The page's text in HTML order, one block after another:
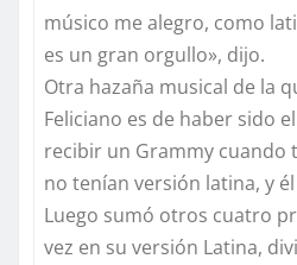
músico me alegro, como
es un gran orgullo», dijo.
Otra hazaña musical de la
Feliciano es de haber sido
recibir un Grammy cuando
no tenían versión latina, y
Luego sumó otros cuatro
vez en su versión Latina,